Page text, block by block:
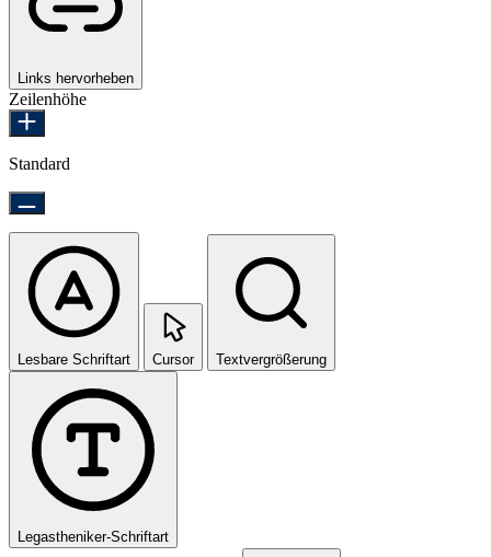
Links hervorheben
Zeilenhöhe
Standard
Lesbare Schriftart Cursor Textvergrößerung
Legastheniker-Schriftart